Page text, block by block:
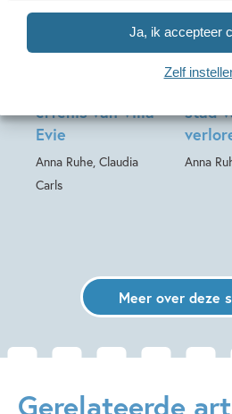
Ja, ik accepteer
Zelf
erfenis van Villa
Evie
Anna Ruhe, Claudia
Carls
19,99
De
stad
Anna
19,99
Meer over deze
Gerelateerde